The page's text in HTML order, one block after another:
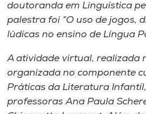
doutoranda em Linguística
palestra foi “O uso de jogos,
lúdicas no ensino de Língua
A atividade virtual, realizada
organizada no componente
Práticas da Literatura
professoras Ana Paula